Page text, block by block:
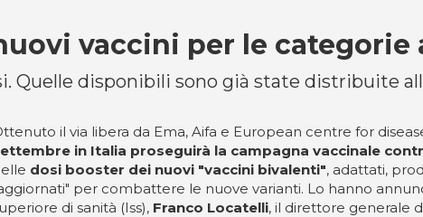
vaccini per le categorie
Quelle disponibili sono già state distribuite
il via libera da Ema, Aifa e European centre for
in Italia proseguirà la campagna vaccinale
dosi booster dei nuovi "vaccini bivalenti", adattati,
per combattere le nuove varianti. Lo hanno
di sanità (Iss), Franco Locatelli, il direttore generale